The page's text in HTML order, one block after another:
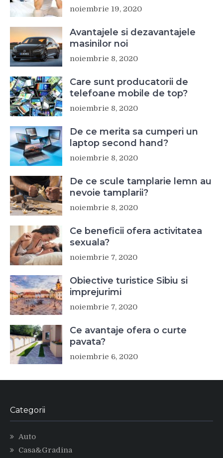
noiembrie 19, 2020
Avantajele si dezavantajele
masinilor noi
noiembrie 8, 2020
Care sunt producatorii de
telefoane mobile de top?
noiembrie 8, 2020
De ce merita sa cumperi un
laptop second hand?
noiembrie 8, 2020
De ce scule tamplarie lemn au
nevoie tamplarii?
noiembrie 8, 2020
Ce beneficii ofera activitatea
sexuala?
noiembrie 7, 2020
Obiective turistice Sibiu si
imprejurimi
noiembrie 7, 2020
Ce avantaje ofera o curte
pavata?
noiembrie 6, 2020
Categorii
Auto
Casa&Gradina